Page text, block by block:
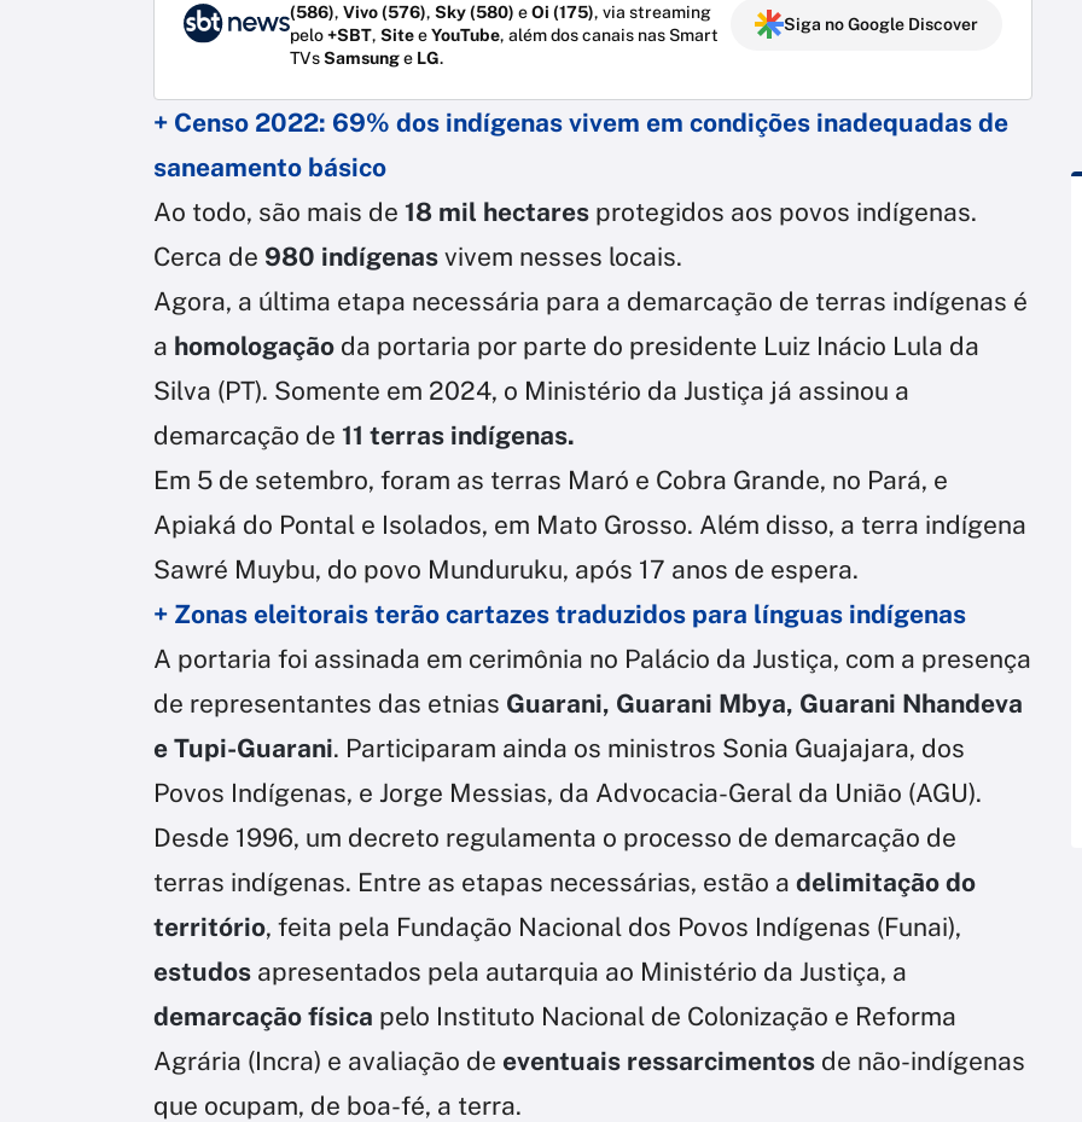
(586), Vivo (576), Sky (580) eOi (175), via streaming
pelo+SBT, SiteeYouTube, além dos canais nas Smart
TVsSamsunge LG.
Siga no Google Discover
+ Censo 2022: 69% dos indígenas vivem em condições inadequadas de
saneamento básico
Ao todo, são mais de 18 mil hectares protegidos aos povos indígenas.
Cerca de 980 indígenas vivem nesses locais.
Agora, a última etapa necessária para a demarcação de terras indígenas é
a homologação da portaria por parte do presidente Luiz Inácio Lula da
Silva (PT). Somente em 2024, o Ministério da Justiça já assinou a
demarcação de 11 terras indígenas.
Em 5 de setembro, foram as terras Maró e Cobra Grande, no Pará, e
Apiaká do Pontal e Isolados, em Mato Grosso. Além disso, a terra indígena
Sawré Muybu, do povo Munduruku, após 17 anos de espera.
+ Zonas eleitorais terão cartazes traduzidos para línguas indígenas
A portaria foi assinada em cerimônia no Palácio da Justiça, com a presença
de representantes das etnias Guarani, Guarani Mbya, Guarani Nhandeva
e Tupi-Guarani. Participaram ainda os ministros Sonia Guajajara, dos
Povos Indígenas, e Jorge Messias, da Advocacia-Geral da União (AGU).
Desde 1996, um decreto regulamenta o processo de demarcação de
terras indígenas. Entre as etapas necessárias, estão a delimitação do
território, feita pela Fundação Nacional dos Povos Indígenas (Funai),
estudos apresentados pela autarquia ao Ministério da Justiça, a
demarcação física pelo Instituto Nacional de Colonização e Reforma
Agrária (Incra) e avaliação de eventuais ressarcimentos de não-indígenas
que ocupam, de boa-fé, a terra.